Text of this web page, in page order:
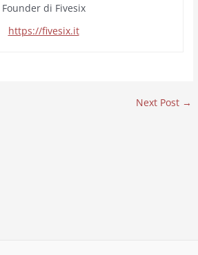
Founder di Fivesix
https://fivesix.it
Next Post →